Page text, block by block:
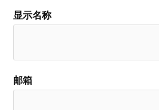
显示名称
邮箱